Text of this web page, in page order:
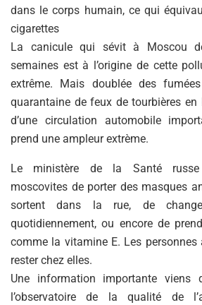
dans le corps humain, ce qui
cigarettes
La canicule qui sévit à Moscou
semaines est à l’origine de cette
extrême. Mais doublée des
quarantaine de feux de tourbières
d’une circulation automobile
prend une ampleur extrème.
Le ministère de la Santé russe
moscovites de porter des masques
sortent dans la rue, de
quotidiennement, ou encore de
comme la vitamine E. Les personnes
rester chez elles.
Une information importante viens
l’observatoire de la qualité de